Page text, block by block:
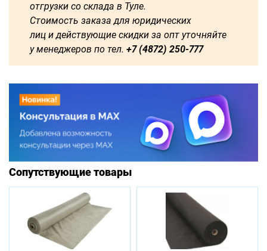
отгрузки со склада в Туле.
Стоимость заказа для юридических
лиц и действующие скидки за опт уточняйте
у менеджеров по тел. +7 (4872) 250-777
3500 3750 4000 4250
4500 4750 5000 5250
Сопутствующие товары